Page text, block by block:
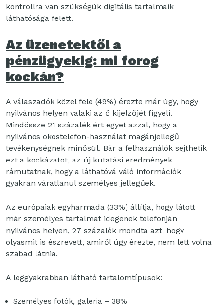
kontrollra van szükségük digitális tartalmaik
láthatósága felett.
Az üzenetektől a
pénzügyekig: mi forog
kockán?
A válaszadók közel fele (49%) érezte már úgy, hogy
nyilvános helyen valaki az ő kijelzőjét figyeli.
Mindössze 21 százalék ért egyet azzal, hogy a
nyilvános okostelefon-használat magánjellegű
tevékenységnek minősül. Bár a felhasználók sejthetik
ezt a kockázatot, az új kutatási eredmények
rámutatnak, hogy a láthatóvá váló információk
gyakran váratlanul személyes jellegűek.
Az európaiak egyharmada (33%) állítja, hogy látott
már személyes tartalmat idegenek telefonján
nyilvános helyen, 27 százalék mondta azt, hogy
olyasmit is észrevett, amiről úgy érezte, nem lett volna
szabad látnia.
A leggyakrabban látható tartalomtípusok:
Személyes fotók, galéria – 38%